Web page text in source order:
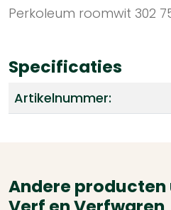
Perkoleum roomwit 302
Specificaties
Artikelnummer:
Andere